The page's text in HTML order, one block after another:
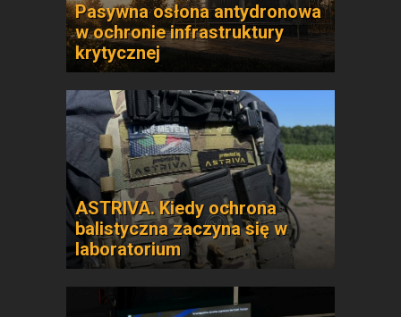
Pasywna osłona antydronowa
w ochronie infrastruktury
krytycznej
ASTRIVA. Kiedy ochrona
balistyczna zaczyna się w
laboratorium